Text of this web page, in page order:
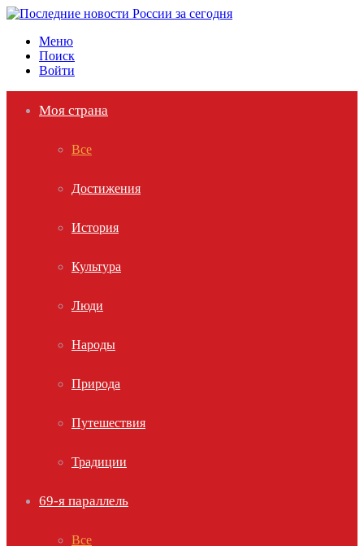
Меню
Поиск
Войти
Моя страна
Все
Достижения
История
Культура
Люди
Народы
Природа
Путешествия
Традиции
69-я параллель
Все